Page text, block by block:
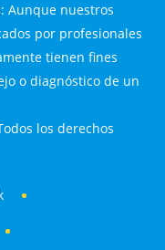
Aunque nuestros
por profesionales
tienen fines
o diagnóstico de un
los derechos